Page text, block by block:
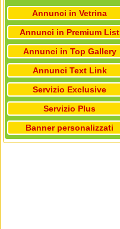
Annunci in Vetrina
Annunci in Premium List
Annunci in Top Gallery
Annunci Text Link
Servizio Exclusive
Servizio Plus
Banner personalizzati